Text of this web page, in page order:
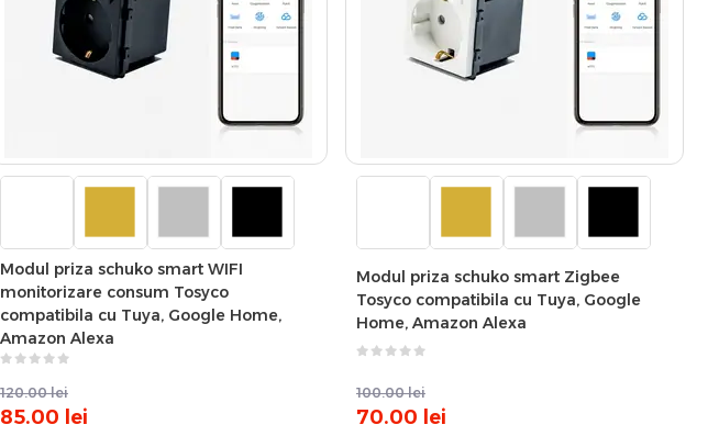
Modul priza schuko smart WIFI
monitorizare consum Tosyco
compatibila cu Tuya, Google Home,
Amazon Alexa
120.00 lei
85.00 lei
Modul priza schuko smart Zigbee
Tosyco compatibila cu Tuya, Google
Home, Amazon Alexa
100.00 lei
70.00 lei